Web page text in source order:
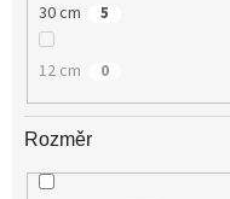
30 cm 5
12 cm 0
Rozměr